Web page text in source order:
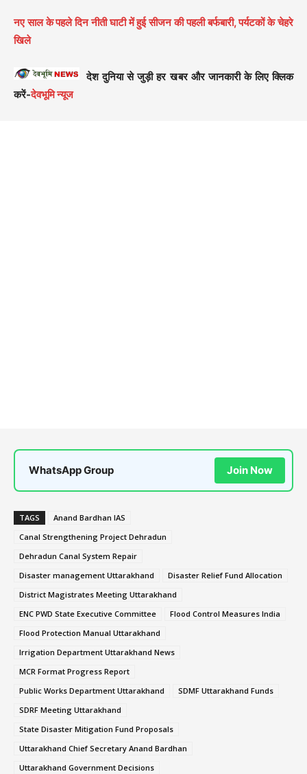
नए साल के पहले दिन नीती घाटी में हुई सीजन की पहली बर्फबारी, पर्यटकों के चेहरे
खिले
देश दुनिया से जुड़ी हर खबर और जानकारी के लिए क्लिक
करें-देवभूमि न्यूज
WhatsApp Group Join Now
TAGS
Anand Bardhan IAS
Canal Strengthening Project Dehradun
Dehradun Canal System Repair
Disaster management Uttarakhand
Disaster Relief Fund Allocation
District Magistrates Meeting Uttarakhand
ENC PWD State Executive Committee
Flood Control Measures India
Flood Protection Manual Uttarakhand
Irrigation Department Uttarakhand News
MCR Format Progress Report
Public Works Department Uttarakhand
SDMF Uttarakhand Funds
SDRF Meeting Uttarakhand
State Disaster Mitigation Fund Proposals
Uttarakhand Chief Secretary Anand Bardhan
Uttarakhand Government Decisions